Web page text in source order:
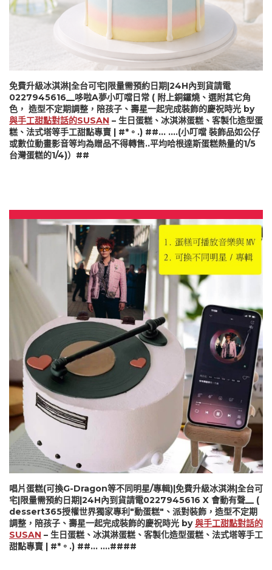
免費升級冰淇淋|全台可宅|限量需預約日期|24H內到貨請電
0227945616__哆啦A夢小叮噹日常 ( 附上銅鑼燒、選附其它角
色， 造型不定期調整，陪孩子、壽星一起完成裝飾的慶祝時光 by
與手工甜點對話的SUSAN – 生日蛋糕、冰淇淋蛋糕、客製化造型蛋
糕、法式塔等手工甜點專賣 | #*。.) ##… ….(小叮噹 裝飾品如公仔
或數位動畫影音等均為贈品不得轉售..平均哈根達斯蛋糕熱量的1/5
台灣蛋糕的1/4)）##
唱片蛋糕(可換G-Dragon等不同明星/專輯)|免費升級冰淇淋|全台可
宅|限量需預約日期|24H內到貨請電0227945616 X 會動有聲__ (
dessert365授權世界獨家專利"動蛋糕"、派對裝飾，造型不定期
調整，陪孩子、壽星一起完成裝飾的慶祝時光 by與手工甜點對話的
SUSAN – 生日蛋糕、冰淇淋蛋糕、客製化造型蛋糕、法式塔等手工
甜點專賣 | #*。.) ##… ….####